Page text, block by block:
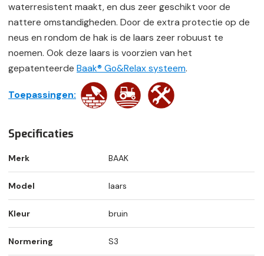
waterresistent maakt, en dus zeer geschikt voor de
nattere omstandigheden. Door de extra protectie op de
neus en rondom de hak is de laars zeer robuust te
noemen. Ook deze laars is voorzien van het
gepatenteerde Baak® Go&Relax systeem.
Toepassingen:
Specificaties
Merk BAAK
Model laars
Kleur bruin
Normering S3